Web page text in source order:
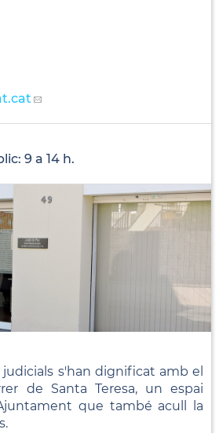
9 a 14 h.
s'han dignificat amb el
de Santa Teresa, un espai
que també acull la